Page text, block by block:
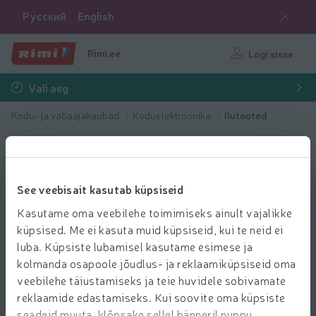
See veebisait kasutab küpsiseid
Kasutame oma veebilehe toimimiseks ainult vajalikke
küpsised. Me ei kasuta muid küpsiseid, kui te neid ei
luba. Küpsiste lubamisel kasutame esimese ja
kolmanda osapoole jõudlus- ja reklaamiküpsiseid oma
veebilehe täiustamiseks ja teie huvidele sobivamate
reklaamide edastamiseks. Kui soovite oma küpsiste
Русский English
Rimi.ee Logi sisse
Vali aeg
Kodu- ja vabaajakaubad Koduelektroonika Ilutooted